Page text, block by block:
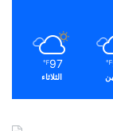
℉
97
℉
الثلاثاء